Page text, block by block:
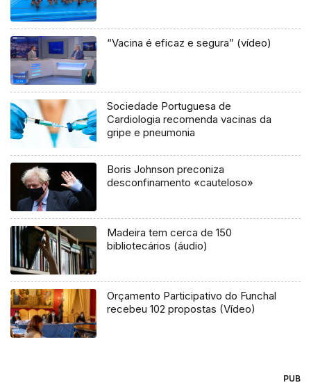
“Vacina é eficaz e segura” (vídeo)
Sociedade Portuguesa de
Cardiologia recomenda vacinas da
gripe e pneumonia
Boris Johnson preconiza
desconfinamento «cauteloso»
Madeira tem cerca de 150
bibliotecários (áudio)
Orçamento Participativo do Funchal
recebeu 102 propostas (Vídeo)
PUB